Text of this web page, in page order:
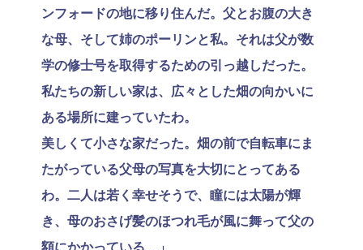
ンフォードの地に移り住んだ。父とお腹の大き
な母、そして姉のポーリンと私。それは父が数
学の修士号を取得するための引っ越しだった。
私たちの新しい家は、広々とした畑の向かいに
ある場所に建っていたわ。
美しくて小さな家だった。畑の前で自転車にま
たがっている父母の写真を大切にとってある
わ。二人は若く幸せそうで、瞳には太陽が輝
き、母のおさげ髪のほつれ毛が風に舞って父の